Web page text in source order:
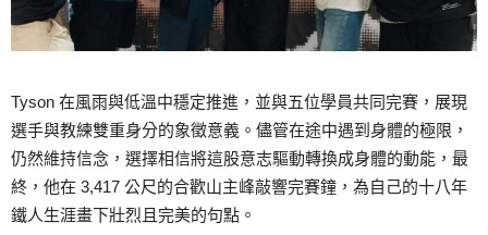
Tyson 在風雨與低溫中穩定推進，並與五位學員共同完賽，展現
選手與教練雙重身分的象徵意義。儘管在途中遇到身體的極限，
仍然維持信念，選擇相信將這股意志驅動轉換成身體的動能，最
終，他在 3,417 公尺的合歡山主峰敲響完賽鐘，為自己的十八年
鐵人生涯畫下壯烈且完美的句點。